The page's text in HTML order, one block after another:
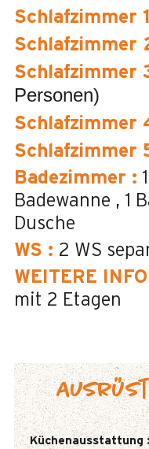
Schlafzimmer 1
Schlafzimmer
Schlafzimmer
Personen)
Schlafzimmer
Schlafzimmer
Badezimmer : 1
Badewanne
1
Dusche
WS : 2 WS
WEITERE
mit 2 Etagen
Küchenausstattung :